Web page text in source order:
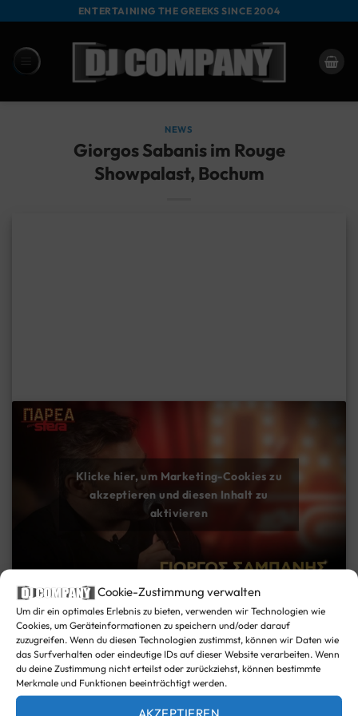
Cookie-Zustimmung verwalten
Um dir ein optimales Erlebnis zu bieten, verwenden wir Technologien wie
Cookies, um Geräteinformationen zu speichern und/oder darauf
zuzugreifen. Wenn du diesen Technologien zustimmst, können wir Daten wie
das Surfverhalten oder eindeutige IDs auf dieser Website verarbeiten. Wenn
du deine Zustimmung nicht erteilst oder zurückziehst, können bestimmte
Merkmale und Funktionen beeinträchtigt werden.
springen
ENTERTAINING THE GREEKS SINCE 2004
NEWS
Giorgos Sabanis im Rouge
Showpalast, Bochum
Klicke hier, um Marketing-Cookies zu
akzeptieren und diesen Inhalt zu
aktivieren
Erstmalslive bei DJ Company: